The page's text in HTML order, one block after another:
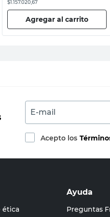
$1.157.020,67
Agregar al carrito
E-mail
Acepto los
ética
Ayuda
Preguntas